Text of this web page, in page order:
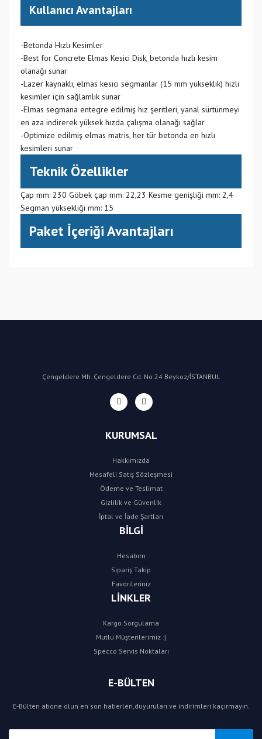
Kullanıcı Avantajları
-Betonda Hızlı Kesimler
-Best for Concrete Elmas Kesici Disk, betonda hızlı kesim
olanağı sunar
-Lazer kaynaklı, elmas kesici segmanlar (15 mm yükseklik) hızlı
kesimler için sağlamlık sunar
-Elmas segmana entegre edilmiş hız şeritleri, yanal sürtünmeyi
en aza indirerek yüksek hızda çalışma olanağı sağlar
-Optimize edilmiş elmas matris, her tür betonda en hızlı
kesimleri sunar
Teknik Özellikler
Çap mm: 230 Göbek çap mm: 22,23 Kesme genişliği mm: 2,4
Segman yüksekliği mm: 15
Paket İçeriği Avantajları
Çengeldere Mh. Çengeldere Cd. No:24 Beykoz/İSTANBUL
KURUMSAL
Hakkımızda
Mesafeli Satış Sözleşmesi
Ödeme ve Teslimat
Gizlilik ve Güvenlik
İptal ve İade Şartları
BİLGİ
Hesabım
Sipariş Takip
Favorileriniz
LİNKLER
Kargo Sorgulama
Mutlu Müşterilerimiz :)
Specco Servis Noktaları
E-BÜLTEN
E-Bülten abone olun en son haberleri,duyuruları ve indirimleri kaçırmayın.